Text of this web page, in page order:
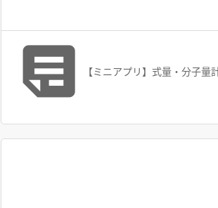
 【ミニアプリ】式量・分子量